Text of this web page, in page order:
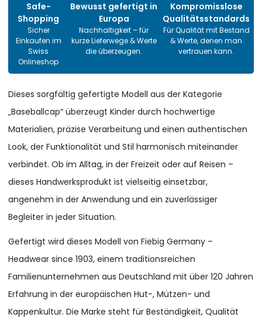
Safe-
Shopping
Sicher
Einkaufen im
Swiss
Onlineshop
Bewusst gefertigt in
Europa
Nachhaltigkeit – für
kurze Lieferwege & Werte
die überzeugen.
Kompromisslose
Qualitätsstandards
Für Qualität mit Bestand
& Werte, denen man
vertrauen kann.
Dieses sorgfältig gefertigte Modell aus der Kategorie
„Baseballcap“ überzeugt Kinder durch hochwertige
Materialien, präzise Verarbeitung und einen authentischen
Look, der Funktionalität und Stil harmonisch miteinander
verbindet. Ob im Alltag, in der Freizeit oder auf Reisen –
dieses Handwerksprodukt ist vielseitig einsetzbar,
angenehm in der Anwendung und ein zuverlässiger
Begleiter in jeder Situation.
Gefertigt wird dieses Modell von Fiebig Germany –
Headwear since 1903, einem traditionsreichen
Familienunternehmen aus Deutschland mit über 120 Jahren
Erfahrung in der europäischen Hut-, Mützen- und
Kappenkultur. Die Marke steht für Beständigkeit, Qualität